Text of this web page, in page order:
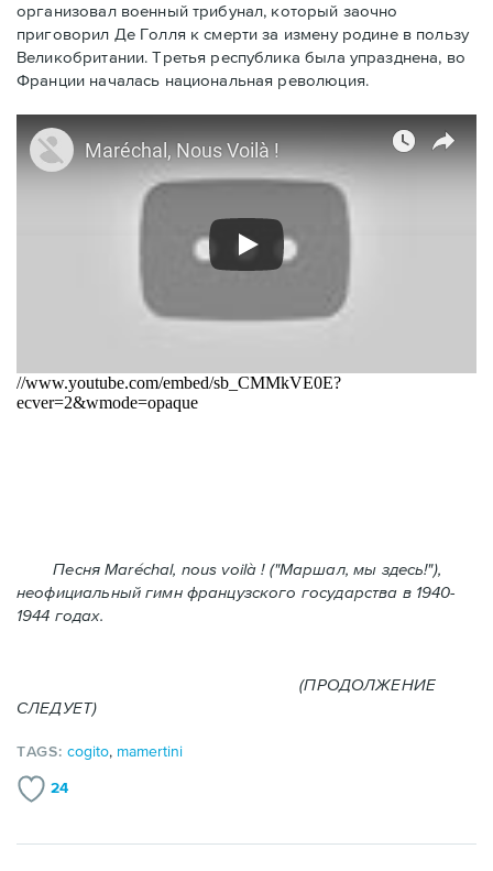
организовал военный трибунал, который заочно
приговорил Де Голля к смерти за измену родине в пользу
Великобритании. Третья республика была упразднена, во
Франции началась национальная революция.
Песня Maréchal, nous voilà ! ("Маршал, мы здесь!"),
неофициальный гимн французского государства в 1940-
1944 годах.
(ПРОДОЛЖЕНИЕ
СЛЕДУЕТ)
TAGS:cogito, mamertini
24